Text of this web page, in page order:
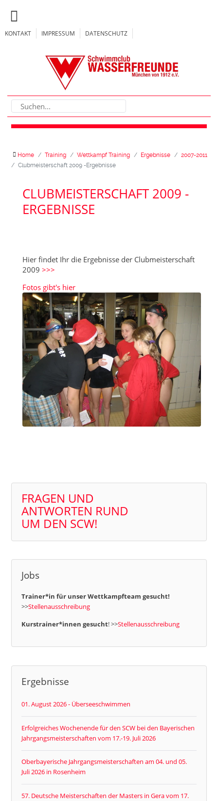
KONTAKT IMPRESSUM DATENSCHUTZ
Home Training Wettkampf Training Ergebnisse
2007-2011
Clubmeisterschaft 2009 -Ergebnisse
CLUBMEISTERSCHAFT 2009 -
ERGEBNISSE
Hier findet Ihr die Ergebnisse der Clubmeisterschaft
2009 >>>
Fotos gibt's hier
FRAGEN UND
ANTWORTEN RUND
UM DEN SCW!
Jobs
Trainer*in für unser Wettkampfteam gesucht!
>>Stellenausschreibung
Kurstrainer*innen gesucht! >>Stellenausschreibung
Ergebnisse
01. August 2026 - Überseeschwimmen
Erfolgreiches Wochenende für den SCW bei den Bayerischen
Jahrgangsmeisterschaften vom 17.-19. Juli 2026
Oberbayerische Jahrgangsmeisterschaften am 04. und 05.
Juli 2026 in Rosenheim
57. Deutsche Meisterschaften der Masters in Gera vom 17.